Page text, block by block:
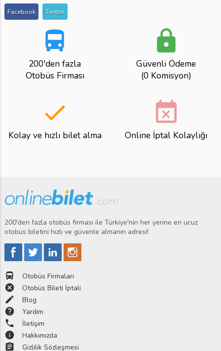
Facebook Twitter
directions_bus
200'den fazla
Otobüs Firması
lock
Güvenli Ödeme
(0 Komisyon)
done
Kolay ve hızlı bilet alma
event_busy
Online İptal Kolaylığı
200'den fazla otobüs firması ile Türkiye'nin her yerine en ucuz
otobüs biletini hızlı ve güvenle almanın adresi!
directions_bus Otobüs Firmaları
cancel Otobüs Bileti İptali
edit Blog
help Yardım
phone İletişim
info Hakkımızda
assignment Gizlilik Sözleşmesi